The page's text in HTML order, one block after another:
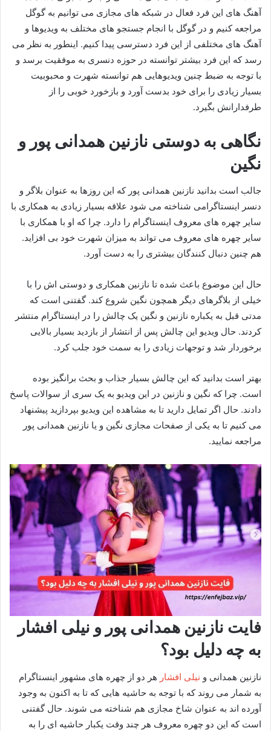
آهنگ های این فرد فعال در شبکه های مجازی می توانیم به گوگل
مراجعه کنیم و در گوگل با انجام جستجو های مختلف به ویدیوها و
آهنگ های مختلفی از این فرد دسترسی پیدا کنیم. اینطور به نظر می
رسد که این فرد بیشتر توانسته در حوزه دنسری به موفقیت برسد و
با توجه به ضبط چنین ویدیوهایی هم توانسته شهرت و محبوبیت
بسیار زیادی را برای خود بدست آورد و بازخورد خوبی را از
طرفدارانش بگیرد.
نگاهی به دوستی نازنین همدانی پور و
نگین
جالب است بدانید نازنین همدانی پور که این روزها به عنوان بلاگر و
دنسر اینستاگرامی شناخته می‌ شود علاقه بسیار زیادی به همکاری با
سایر چهره‌ های معروف اینستاگرام را دارد. چرا که او با همکاری با
سایر چهره های معروف می‌ تواند به میزان شهرت خود بی‌ افزاید.
هم چنین دنبال کنندگان بیشتری را به دست آورد.
حال این موضوع باعث شده تا نازنین همکاری و دوستی‌ اش را با
خیلی از بلاگرهای دیگر همچون نگین شروع کند. گفتنی است که
مدتی قبل به یکباره نازنین و نگین یک چالش را در اینستاگرام منتشر
کردند. حال ویدیو این چالش پس از انتشار از بازدید بسیار بالایی
برخوردار شد و توجهات زیادی را به سمت خود جلب کرد.
بهتر است بدانید که این چالش بسیار جذاب و بحث برانگیز بوده
است. چرا که نگین و نازنین در این ویدیو به یک سری از سوالات پاسخ
دادند. حال اگر تمایل دارید تا به مشاهده این ویدیو بپردازید پیشنهاد
می‌ کنیم تا به یکی از صفحات مجازی نگین و یا نازنین همدانی پور
مراجعه نمایید.
فایت نازنین همدانی پور و نیلی افشار
به چه دلیل بود؟
نازنین همدانی و نیلی افشار هر دو از چهره های مشهور اینستاگرام
به شمار می‌ روند که با توجه به حاشیه‌ هایی که تا به اکنون به وجود
آورده اند به عنوان شاخ مجازی هم شناخته می‌ شوند. حال گفتنی
است که این دو چهره معروف هر چند وقت یکبار حاشیه‌ ای را به